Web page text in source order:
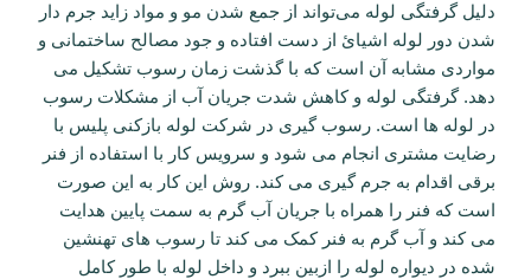
دلیل گرفتگی لوله می‌تواند از جمع شدن مو و مواد زاید جرم دار
شدن دور لوله اشیائ از دست افتاده و جود مصالح ساختمانی و
مواردی مشابه آن است که با گذشت زمان رسوب تشکیل می
دهد. گرفتگی لوله و کاهش شدت جریان آب از مشکلات رسوب
در لوله ها است. رسوب گیری در شرکت لوله بازکنی پلیس با
رضایت مشتری انجام می شود و سرویس کار با استفاده از فنر
برقی اقدام به جرم گیری می کند. روش این کار به این صورت
است که فنر را همراه با جریان آب گرم به سمت پایین هدایت
می کند و آب گرم به فنر کمک می کند تا رسوب های تهنشین
شده در دیواره لوله را ازبین ببرد و داخل لوله با طور کامل